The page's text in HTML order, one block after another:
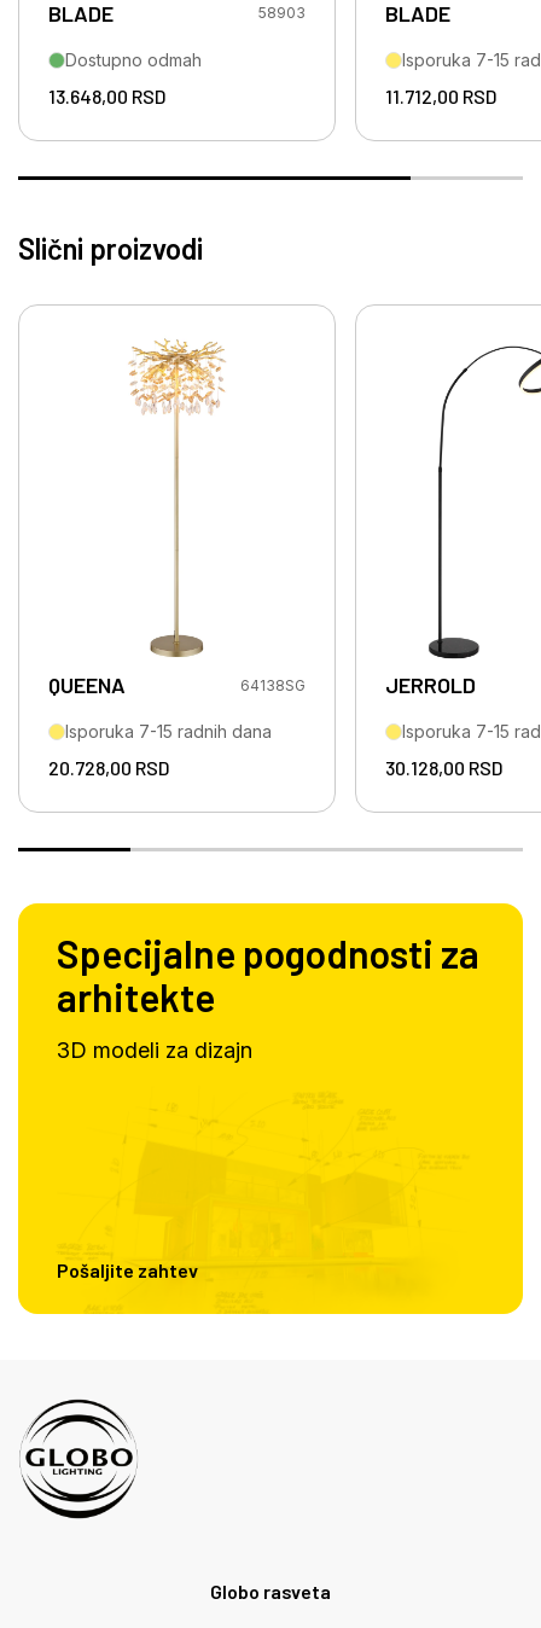
BLADE 58903
Dostupno odmah
13.648,00 RSD
BLADE
Isporuka 7-15
11.712,00 RSD
Slični proizvodi
QUEENA 64138SG
Isporuka 7-15 radnih dana
20.728,00 RSD
JERROLD
Isporuka 7-15
30.128,00 RSD
Specijalne pogodnosti za
arhitekte
3D modeli za dizajn
Pošaljite zahtev
Globo rasveta